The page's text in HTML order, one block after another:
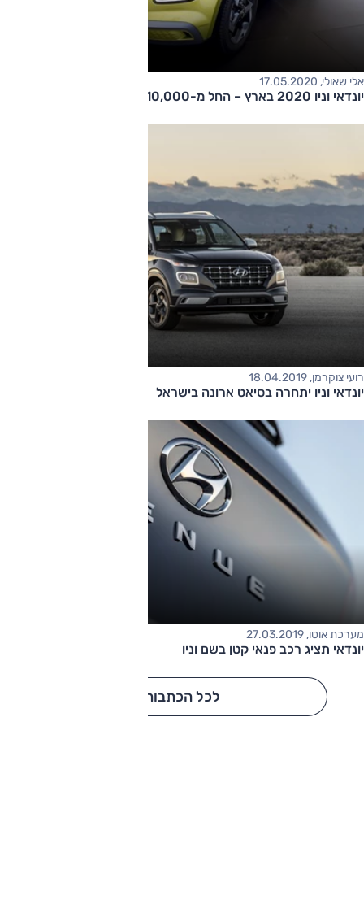
אלי שאולי, 17.05.2020
יונדאי וניו 2020 בארץ – החל מ-110,000 ש“ח
רועי צוקרמן, 18.04.2019
יונדאי וניו יתחרה בסיאט ארונה בישראל
מערכת אוטו, 27.03.2019
יונדאי תציג רכב פנאי קטן בשם וניו
לכל הכתבות